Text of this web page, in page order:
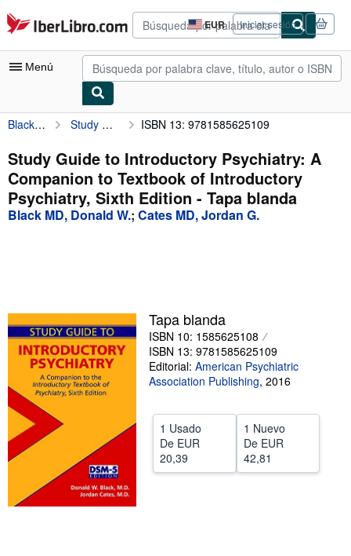
Pasar al contenido principal
IberLibro.com EUR
Preferencias
de
compra
del
Iniciar sesión
Menú
Mi cuenta
Consultar mis pedidos
Cerrar sesión
Búsqueda avanzada
Vendedores
Comenzar a vender
Ayuda
Black MD, Donald W. Study Guide to Introductory Psychiatry: A Companion to Textbook of Introductory Psychiatry, Sixth Edition ISBN 13: 9781585625109
Study Guide to Introductory Psychiatry: A
Companion to Textbook of Introductory
Psychiatry, Sixth Edition - Tapa blanda
Black MD, Donald W.; Cates MD, Jordan G.
Tapa blanda
ISBN 10: 1585625108
ISBN 13: 9781585625109
Editorial: American Psychiatric
Association Publishing, 2016
1 Usado
De EUR
20,39
1 Nuevo
De EUR
42,81